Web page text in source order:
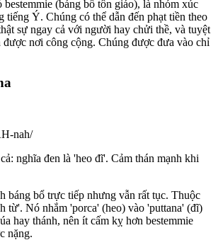
(báng bổ tôn giáo), là nhóm xúc
tiếng Ý. Chúng có thể dẫn đến phạt tiền theo
sự ngay cả với người hay chửi thề, và tuyệt
được nơi công cộng. Chúng được đưa vào chỉ
nah/
nghĩa đen là 'heo đĩ'. Cảm thán mạnh khi
báng bổ trực tiếp nhưng vẫn rất tục. Thuộc
từ'. Nó nhắm 'porca' (heo) vào 'puttana' (đĩ)
hay thánh, nên ít cấm kỵ hơn bestemmie
nặng.